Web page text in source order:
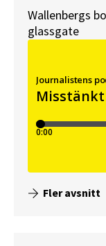
Wallenbergs
glassgate
Fler avsnitt